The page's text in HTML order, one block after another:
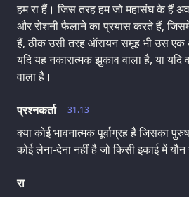
हम रा हैं। जिस तरह हम जो महासंघ के हैं
और रोशनी फैलाने का प्रयास करते हैं,
हैं, ठीक उसी तरह ऑरायन समूह भी उस एक
यदि यह नकारात्मक झुकाव वाला है, या यदि
वाला है।
31.13
प्रश्नकर्ता
क्या कोई भावनात्मक पूर्वाग्रह है जिसका
कोई लेना-देना नहीं है जो किसी इकाई में
रा